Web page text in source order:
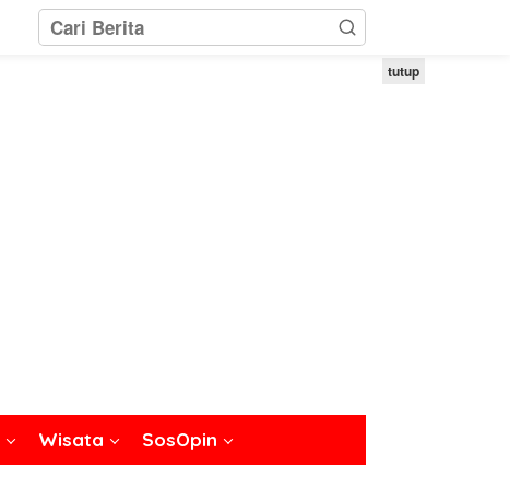
Wisata SosOpin
tutup